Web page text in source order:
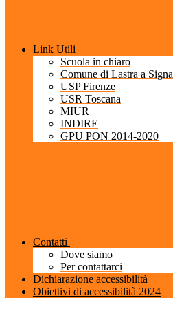
Link Utili
Scuola in chiaro
Comune di Lastra a Signa
USP Firenze
USR Toscana
MIUR
INDIRE
GPU PON 2014-2020
Contatti
Dove siamo
Per contattarci
Dichiarazione accessibilità
Obiettivi di accessibilità 2024